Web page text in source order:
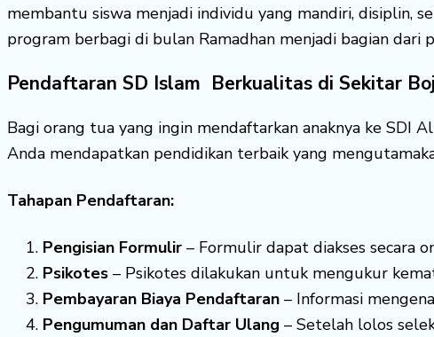
membantu siswa menjadi individu yang mandiri, disiplin,
program berbagi di bulan Ramadhan menjadi bagian dari
Pendaftaran SD Islam Berkualitas di Sekitar
Bagi orang tua yang ingin mendaftarkan anaknya ke SDI
Anda mendapatkan pendidikan terbaik yang
Tahapan Pendaftaran:
Pengisian Formulir – Formulir dapat diakses secara
Psikotes – Psikotes dilakukan untuk mengukur
Pembayaran Biaya Pendaftaran – Informasi
Pengumuman dan Daftar Ulang – Setelah lolos